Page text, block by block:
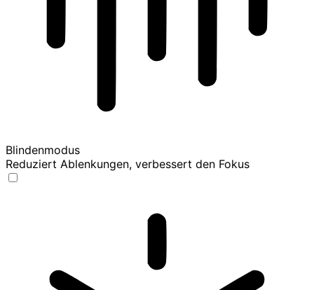
Blindenmodus
Reduziert Ablenkungen, verbessert den Fokus